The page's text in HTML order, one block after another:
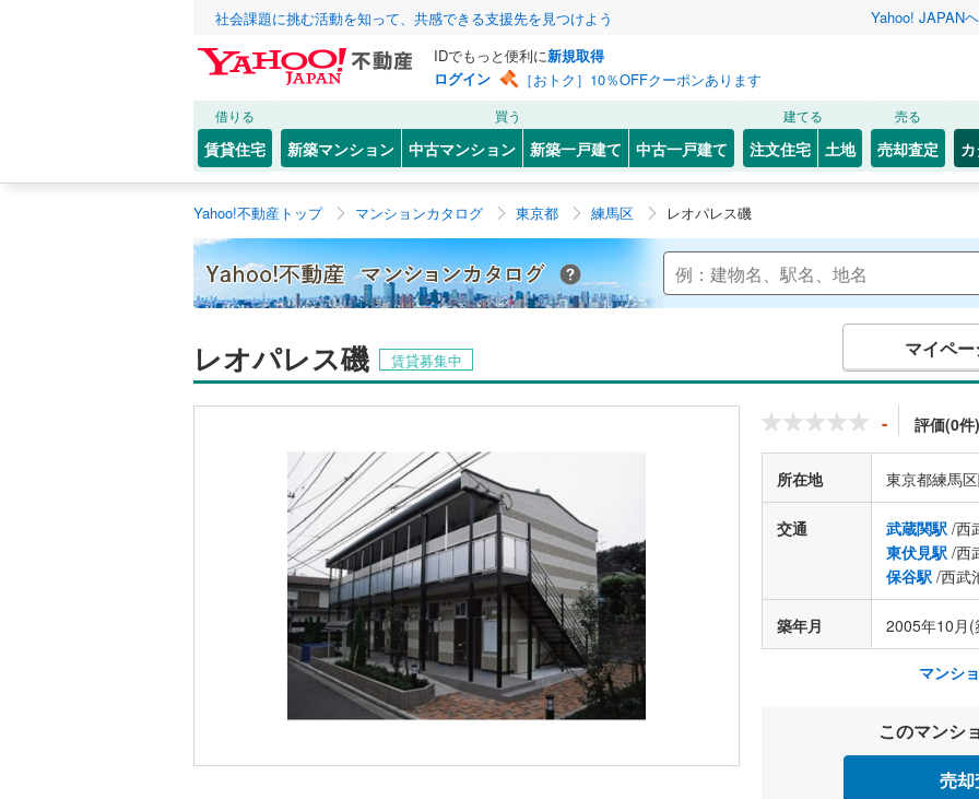
社会課題に挑む活動を知って、共感できる支援先を見つけよう Yahoo! JAPAN
IDでもっと便利に新規取得
ログイン
［おトク］10％OFFクーポンあります
借りる
賃貸住宅
買う
新築マンション 中古マンション 新築一戸建て 中古一戸建て
建てる
注文住宅 土地
売る
売却査定
Yahoo!不動産トップ マンションカタログ 東京都 練馬区 レオパレス磯
Yahoo!不動産 マンションカタログ
レオパレス磯 賃貸募集中 マイペー
- 評価(0件
所在地 東京都練馬
交通 武蔵関駅 /西
東伏見駅 /西
保谷駅 /西武
築年月 2005年10月
マンシ
このマンシ
売